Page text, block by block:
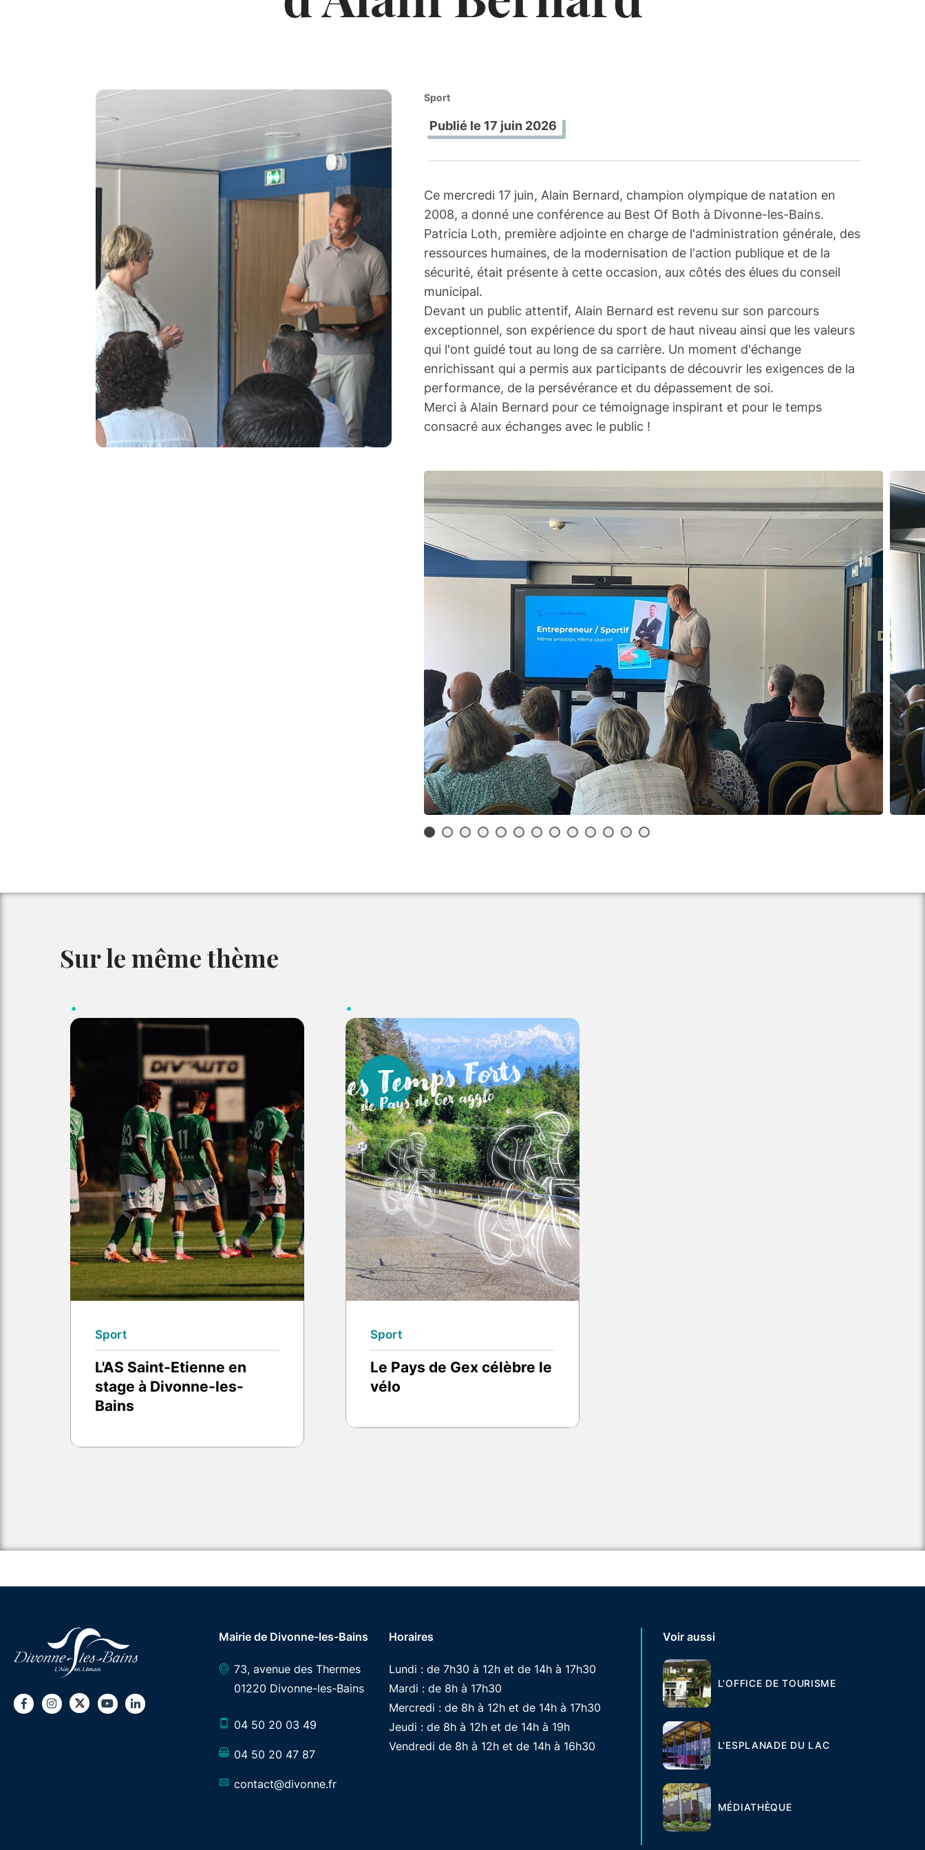
Sport
Publié le 17 juin 2026
Ce mercredi 17 juin, Alain Bernard, champion olympique de natation en
2008, a donné une conférence au Best Of Both à Divonne-les-Bains.
Patricia Loth, première adjointe en charge de l'administration générale, des
ressources humaines, de la modernisation de l'action publique et de la
sécurité, était présente à cette occasion, aux côtés des élues du conseil
municipal.
Devant un public attentif, Alain Bernard est revenu sur son parcours
exceptionnel, son expérience du sport de haut niveau ainsi que les valeurs
qui l'ont guidé tout au long de sa carrière. Un moment d'échange
enrichissant qui a permis aux participants de découvrir les exigences de la
performance, de la persévérance et du dépassement de soi.
Merci à Alain Bernard pour ce témoignage inspirant et pour le temps
consacré aux échanges avec le public !
Sur le même thème
Sport
L'AS Saint-Etienne en
stage à Divonne-les-
Bains
Sport
Le Pays de Gex célèbre le
vélo
FacebookInstagram
TwitterYoutubeLinkedIn
Mairie de Divonne-les-Bains
73, avenue des Thermes
01220 Divonne-les-Bains
04 50 20 03 49
04 50 20 47 87
contact@divonne.fr
Horaires
Lundi : de 7h30 à 12h et de 14h à 17h30
Mardi : de 8h à 17h30
Mercredi : de 8h à 12h et de 14h à 17h30
Jeudi : de 8h à 12h et de 14h à 19h
Vendredi de 8h à 12h et de 14h à 16h30
Voir aussi
L'OFFICE DE TOURISME
L'ESPLANADE DU LAC
MÉDIATHÈQUE